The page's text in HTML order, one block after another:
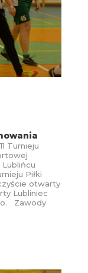
Turnieju
Lublińcu
Piłki
otwarty
Lubliniec
Zawody